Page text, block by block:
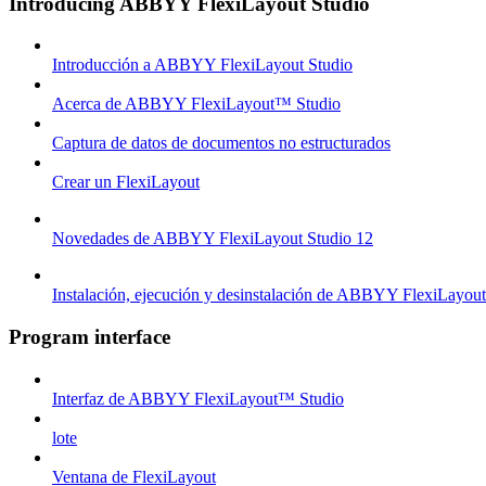
Introducción a ABBYY FlexiLayout Studio
Acerca de ABBYY FlexiLayout™ Studio
Captura de datos de documentos no estructurados
Crear un FlexiLayout
Novedades de ABBYY FlexiLayout Studio 12
Instalación, ejecución y desinstalación de ABBYY
Program interface
Interfaz de ABBYY FlexiLayout™ Studio
lote
Ventana de FlexiLayout